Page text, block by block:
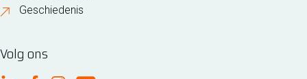
Geschiedenis
Volg ons